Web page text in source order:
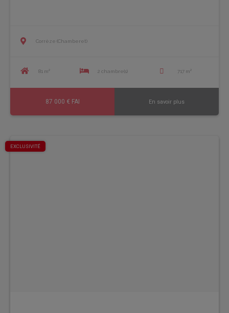
Corrèze (Chamberet)
81 m² 2 chambre(s) 717 m²
87 000 € FAI En savoir plus
EXCLUSIVITÉ